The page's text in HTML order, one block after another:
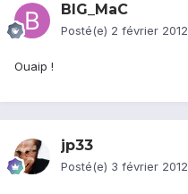
BIG_MaC
Posté(e) 2 février 2012
Ouaip !
jp33
Posté(e) 3 février 2012